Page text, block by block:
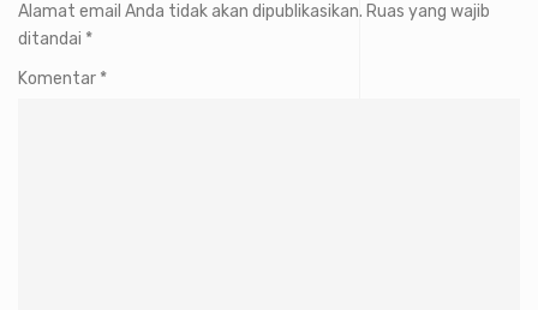
Alamat email Anda tidak akan dipublikasikan. Ruas yang wajib
ditandai *
Komentar *